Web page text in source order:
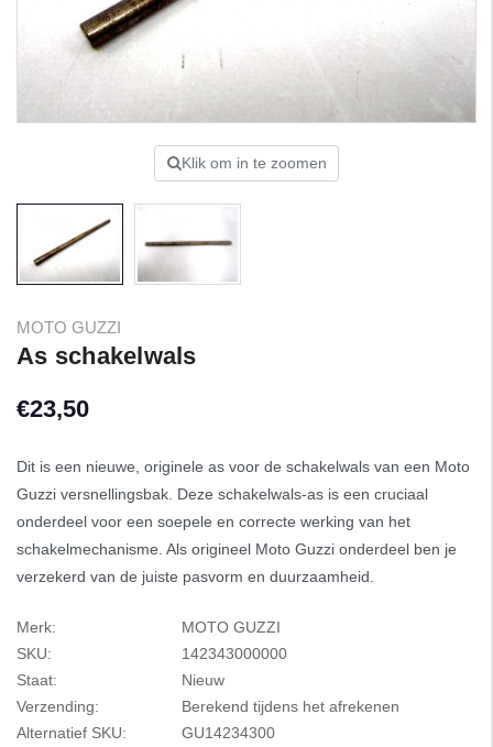
Klik om in te zoomen
MOTO GUZZI
As schakelwals
€23,50
Dit is een nieuwe, originele as voor de schakelwals van een Moto
Guzzi versnellingsbak. Deze schakelwals-as is een cruciaal
onderdeel voor een soepele en correcte werking van het
schakelmechanisme. Als origineel Moto Guzzi onderdeel ben je
verzekerd van de juiste pasvorm en duurzaamheid.
Merk:
MOTO GUZZI
SKU:
142343000000
Staat:
Nieuw
Verzending:
Berekend tijdens het afrekenen
Alternatief SKU:
GU14234300